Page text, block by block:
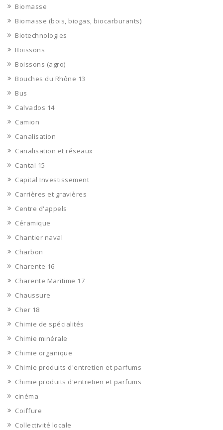
Biomasse
Biomasse (bois, biogas, biocarburants)
Biotechnologies
Boissons
Boissons (agro)
Bouches du Rhône 13
Bus
Calvados 14
Camion
Canalisation
Canalisation et réseaux
Cantal 15
Capital Investissement
Carrières et gravières
Centre d'appels
Céramique
Chantier naval
Charbon
Charente 16
Charente Maritime 17
Chaussure
Cher 18
Chimie de spécialités
Chimie minérale
Chimie organique
Chimie produits d'entretien et parfums
Chimie produits d'entretien et parfums
cinéma
Coiffure
Collectivité locale